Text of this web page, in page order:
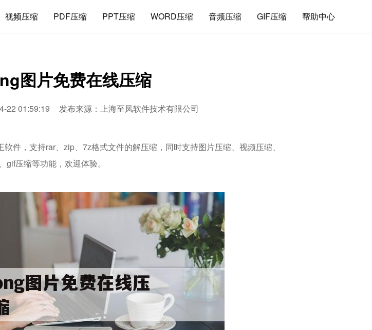
视频压缩 PDF压缩 PPT压缩 WORD压缩 音频压缩 GIF压缩 帮助中心
图片免费在线压缩
22 01:59:19 发布来源：上海至凤软件技术有限公司
件，支持rar、zip、7z格式文件的解压缩，同时支持图片压缩、视频压缩、
压缩等功能，欢迎体验。